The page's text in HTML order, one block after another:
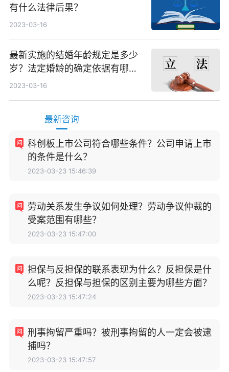
有什么法律后果？
2023-03-16
最新实施的结婚年龄规定是多少
岁？法定婚龄的确定依据有哪
些？
2023-03-16
最新咨询
科创板上市公司符合哪些条件？公司申请上市
的条件是什么？
2023-03-23 15:46:39
劳动关系发生争议如何处理？劳动争议仲裁的
受案范围有哪些？
2023-03-23 15:47:00
担保与反担保的联系表现为什么？反担保是什
么呢？反担保与担保的区别主要为哪些方面？
2023-03-23 15:47:24
刑事拘留严重吗？被刑事拘留的人一定会被逮
捕吗？
2023-03-23 15:47:57